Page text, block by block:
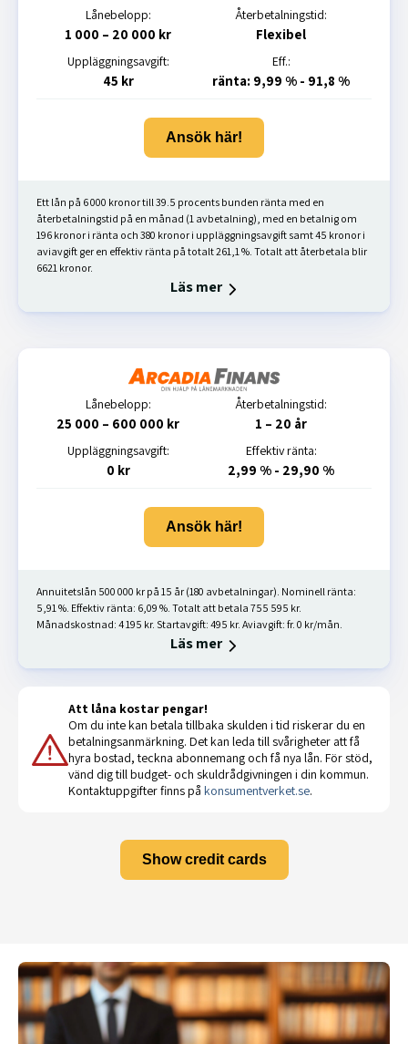
Lånebelopp:
1 000 – 20 000 kr
Återbetalningstid:
Flexibel
Uppläggningsavgift:
45 kr
Eff.:
ränta: 9,99 % - 91,8 %
Ansök här!
Ett lån på 6 000 kronor till 39.5 procents bunden ränta med en
återbetalningstid på en månad (1 avbetalning), med en betalnig om
196 kronor i ränta och 380 kronor i uppläggningsavgift samt 45 kronor i
aviavgift ger en effektiv ränta på totalt 261,1 %. Totalt att återbetala blir
6621 kronor.
Läs mer
Lånebelopp:
25 000 – 600 000 kr
Återbetalningstid:
1 – 20 år
Uppläggningsavgift:
0 kr
Effektiv ränta:
2,99 % - 29,90 %
Ansök här!
Annuitetslån 500 000 kr på 15 år (180 avbetalningar). Nominell ränta:
5,91 %. Effektiv ränta: 6,09 %. Totalt att betala 755 595 kr.
Månadskostnad: 4 195 kr. Startavgift: 495 kr. Aviavgift: fr. 0 kr/mån.
Läs mer
Att låna kostar pengar!
Om du inte kan betala tillbaka skulden i tid riskerar du en
betalningsanmärkning. Det kan leda till svårigheter att få
hyra bostad, teckna abonnemang och få nya lån. För stöd,
vänd dig till budget- och skuldrådgivningen i din kommun.
Kontaktuppgifter finns på konsumentverket.se.
Show credit cards